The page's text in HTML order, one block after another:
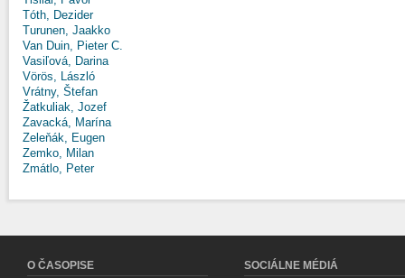
Tóth, Dezider
Turunen, Jaakko
Van Duin, Pieter C.
Vasiľová, Darina
Vörös, László
Vrátny, Štefan
Žatkuliak, Jozef
Zavacká, Marína
Zeleňák, Eugen
Zemko, Milan
Zmátlo, Peter
O ČASOPISE SOCIÁLNE MÉDIÁ